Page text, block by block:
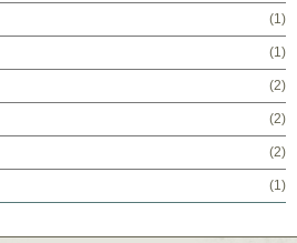
(1)
(1)
(2)
(2)
(2)
(1)